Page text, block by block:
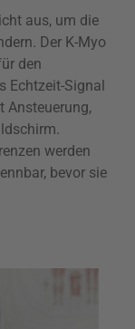
aus, um die
Der K-Myo
den
Echtzeit-Signal
Ansteuerung,
werden
bevor sie